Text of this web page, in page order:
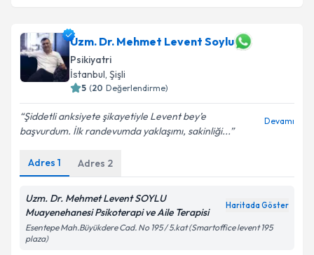
Uzm. Dr. Mehmet Levent Soylu
Psikiyatri
İstanbul, Şişli
5 (20 Değerlendirme)
Şiddetli anksiyete şikayetiyle Levent bey’e
başvurdum. İlk randevumda yaklaşımı, sakinliği...
Devamı
Adres 1 Adres 2
Uzm. Dr. Mehmet Levent SOYLU
Muayenehanesi Psikoterapi ve Aile Terapisi
Haritada Göster
Esentepe Mah.Büyükdere Cad. No 195 / 5.kat (Smartoffice levent 195
plaza)